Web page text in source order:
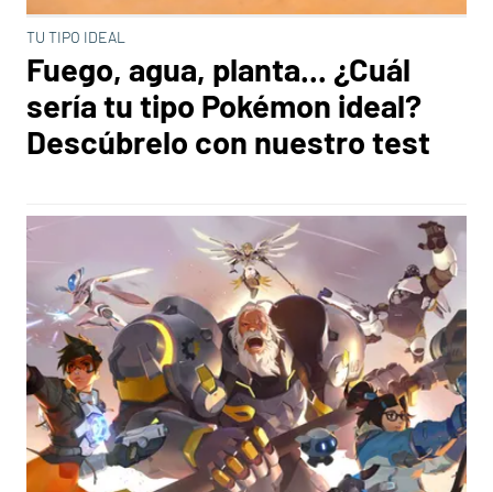
TU TIPO IDEAL
Fuego, agua, planta... ¿Cuál
sería tu tipo Pokémon ideal?
Descúbrelo con nuestro test